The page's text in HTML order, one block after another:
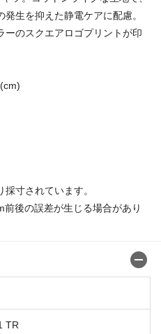
生を抑えた静電ケアに配慮。
ーのスクエアロゴプリントが印
寸されています。
後の誤差が生じる場合があり
TR